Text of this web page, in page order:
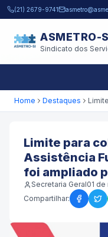
Pular para o conteúdo
(21) 2679-9741
ASMETRO-
Sindicato dos
Home Destaques
Limite para
Assistência
foi ampliado
Secretaria Geral01
Compartilhar: